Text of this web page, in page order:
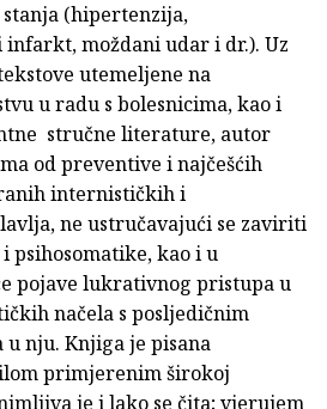
(hipertenzija,
moždani udar i dr.). Uz
utemeljene na
u radu s bolesnicima, kao i
stručne literature, autor
od preventive i najčešćih
internističkih i
ne ustručavajući se zaviriti
psihosomatike, kao i u
pojave lukrativnog pristupa u
načela s posljedičnim
nju. Knjiga je pisana
primjerenim širokoj
je i lako se čita; vjerujem